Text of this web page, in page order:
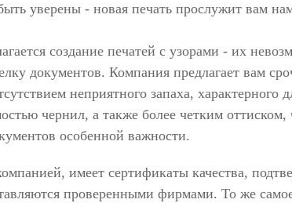
уверены - новая печать прослужит вам
создание печатей с узорами - их
документов. Компания предлагает вам
неприятного запаха, характерного
чернил, а также более четким оттиском,
особенной важности.
имеет сертификаты качества,
проверенными фирмами. То же самое